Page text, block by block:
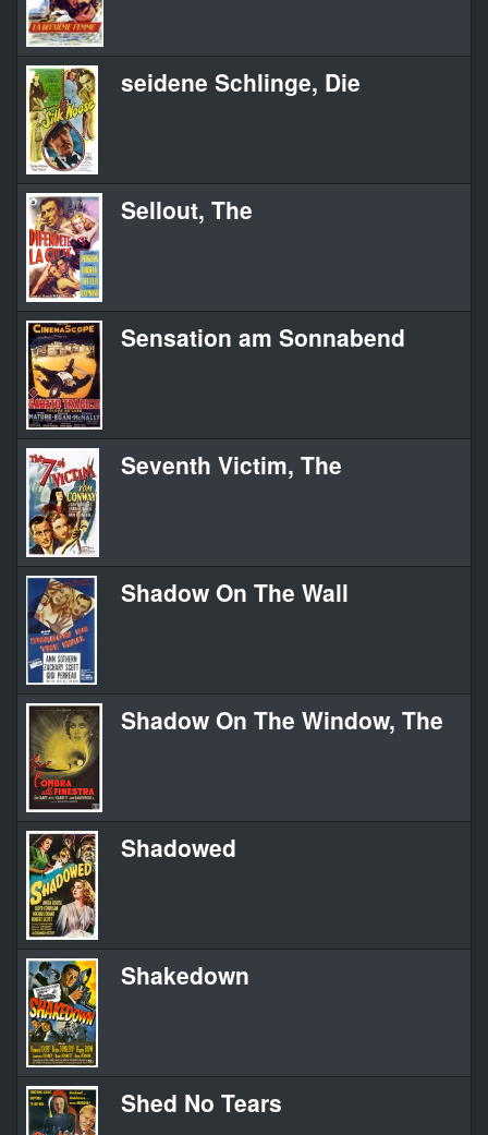
seidene Schlinge, Die
Sellout, The
Sensation am Sonnabend
Seventh Victim, The
Shadow On The Wall
Shadow On The Window, The
Shadowed
Shakedown
Shed No Tears